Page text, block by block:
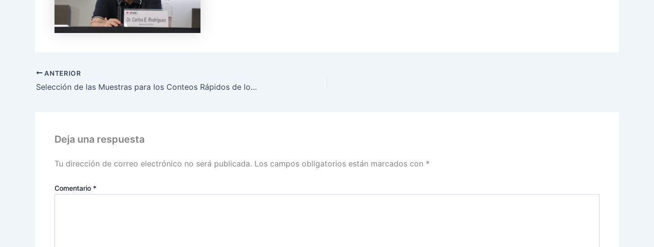
ANTERIOR
Selección de las Muestras para los Conteos Rápidos de los Procesos Electorales Locales 2022-2023.
Deja una respuesta
Tu dirección de correo electrónico no será publicada. Los campos obligatorios están marcados con *
Comentario *